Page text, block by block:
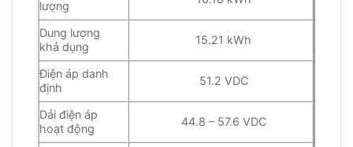
lượng
Dung lượng
khả dụng
15.21 kWh
Điện áp danh
định
51.2 VDC
Dải điện áp
hoạt động
44.8 – 57.6 VDC